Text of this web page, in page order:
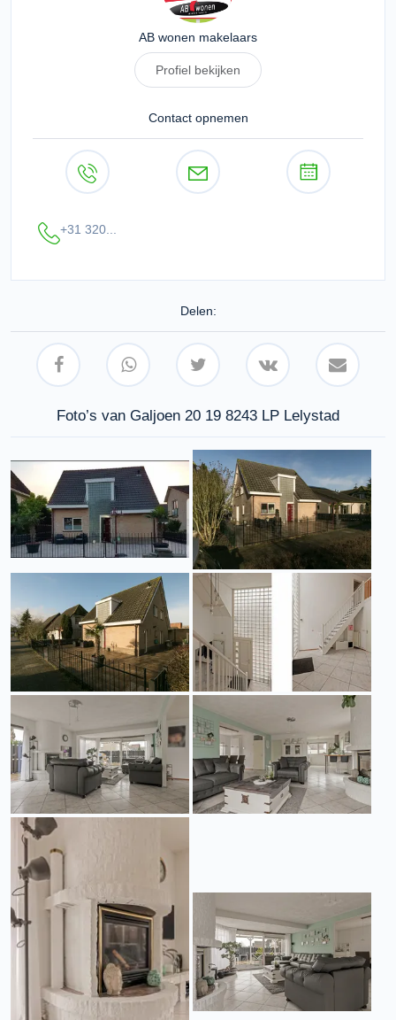
AB wonen makelaars
Profiel bekijken
Contact opnemen
+31 320...
Delen:
Foto’s van Galjoen 20 19 8243 LP Lelystad